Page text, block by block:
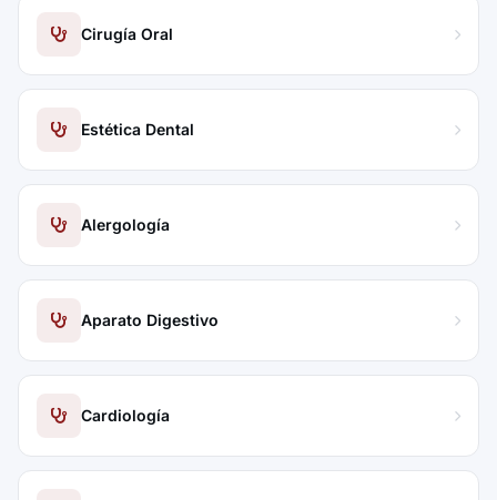
Cirugía Oral
Estética Dental
Alergología
Aparato Digestivo
Cardiología